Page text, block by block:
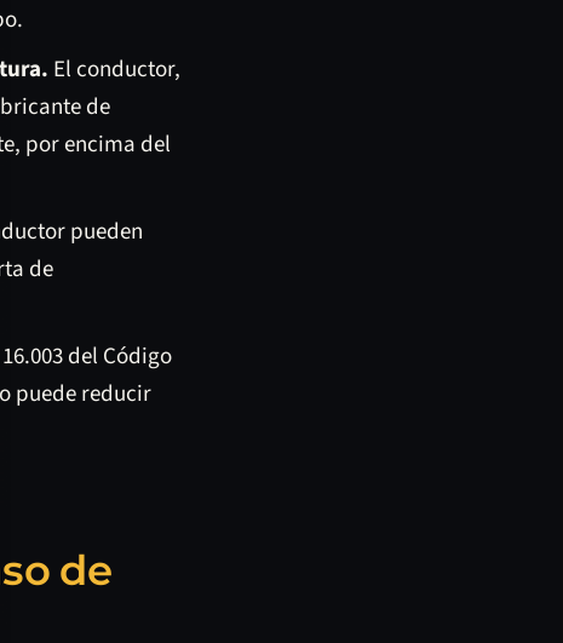
El conductor,
de
por encima del
pueden
de
del Código
puede reducir
de